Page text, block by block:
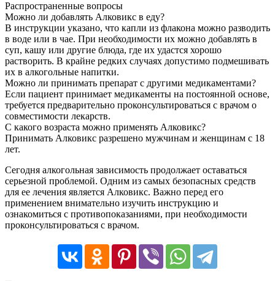
Распространенные вопросы
Можно ли добавлять Алковикс в еду?
В инструкции указано, что капли из флакона можно разводить
в воде или в чае. При необходимости их можно добавлять в
суп, кашу или другие блюда, где их удастся хорошо
растворить. В крайне редких случаях допустимо подмешивать
их в алкогольные напитки.
Можно ли принимать препарат с другими медикаментами?
Если пациент принимает медикаменты на постоянной основе,
требуется предварительно проконсультироваться с врачом о
совместимости лекарств.
С какого возраста можно применять Алковикс?
Принимать Алковикс разрешено мужчинам и женщинам с 18
лет.
Сегодня алкогольная зависимость продолжает оставаться
серьезной проблемой. Одним из самых безопасных средств
для ее лечения является Алковикс. Важно перед его
применением внимательно изучить инструкцию и
ознакомиться с противопоказаниями, при необходимости
проконсультироваться с врачом.